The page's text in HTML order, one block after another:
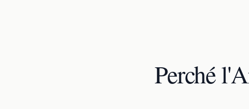
Perché